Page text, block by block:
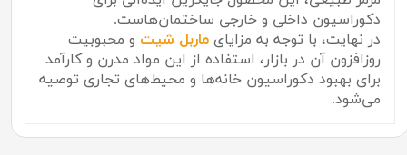
دکوراسیون داخلی و خارجی ساختمان‌هاست.
در نهایت، با توجه به مزایای ماربل شیت و محبوبیت
روزافزون آن در بازار، استفاده از این مواد مدرن و کارآمد
برای بهبود دکوراسیون خانه‌ها و محیط‌های تجاری توصیه
می‌شود.